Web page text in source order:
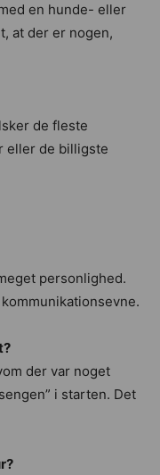
en hunde- eller
at der er nogen,
de fleste
eller de billigste
personlighed.
der var noget
i starten. Det